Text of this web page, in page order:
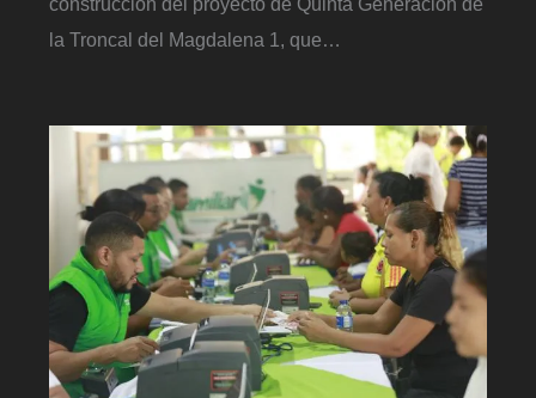
la Troncal del Magdalena 1, que…